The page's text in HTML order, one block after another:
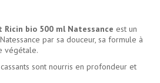
bio 500 ml Natessance est un
par sa douceur, sa formule à
végétale.
sont nourris en profondeur et